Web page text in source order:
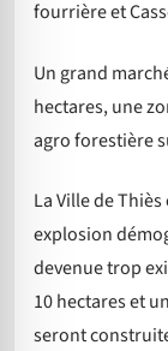
fourrière et
Un grand
hectares, une
agro forestière
La Ville de
explosion
devenue trop
10 hectares et
seront